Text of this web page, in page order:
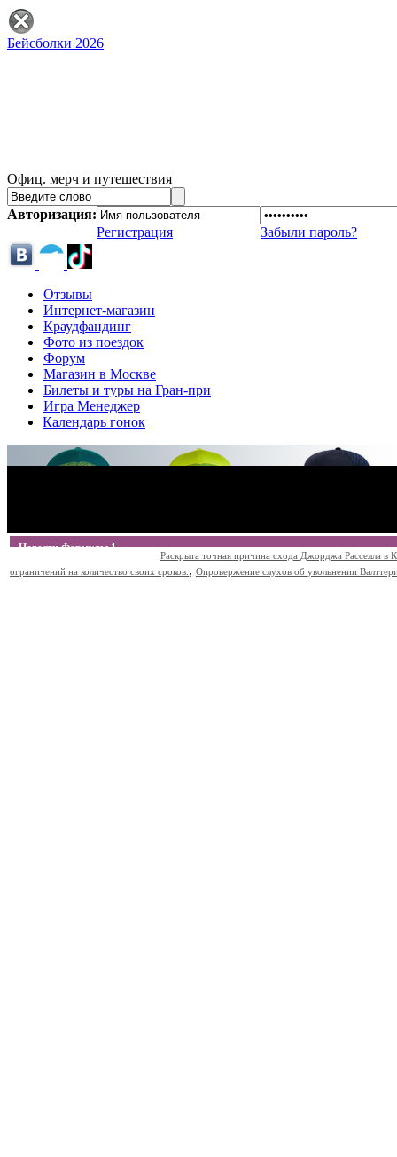
Бейсболки 2026
Офиц. мерч и путешествия
Авторизация:
Регистрация
Забыли пароль?
Отзывы
Интернет-магазин
Краудфандинг
Фото из поездок
Форум
Магазин в Москве
Билеты и туры на Гран-при
Игра Менеджер
Календарь гонок
Новости Формулы 1
Раскрыта точная причина схода Джорджа Расселла в
ограничений на количество своих сроков. , Опровержение слухов об увольнении